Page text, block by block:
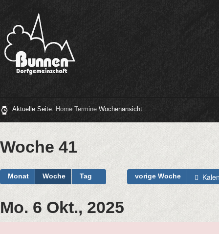
Aktuelle Seite: Home Termine Wochenansicht
Woche 41
Monat Woche Tag vorige Woche
Mo. 6 Okt., 2025